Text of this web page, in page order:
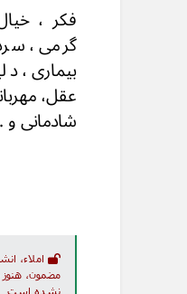
فکر ،
گرمی ،
بیماری ،
عقل،
شادمانی و
املاء،
مضمون، هنوز
نشده است